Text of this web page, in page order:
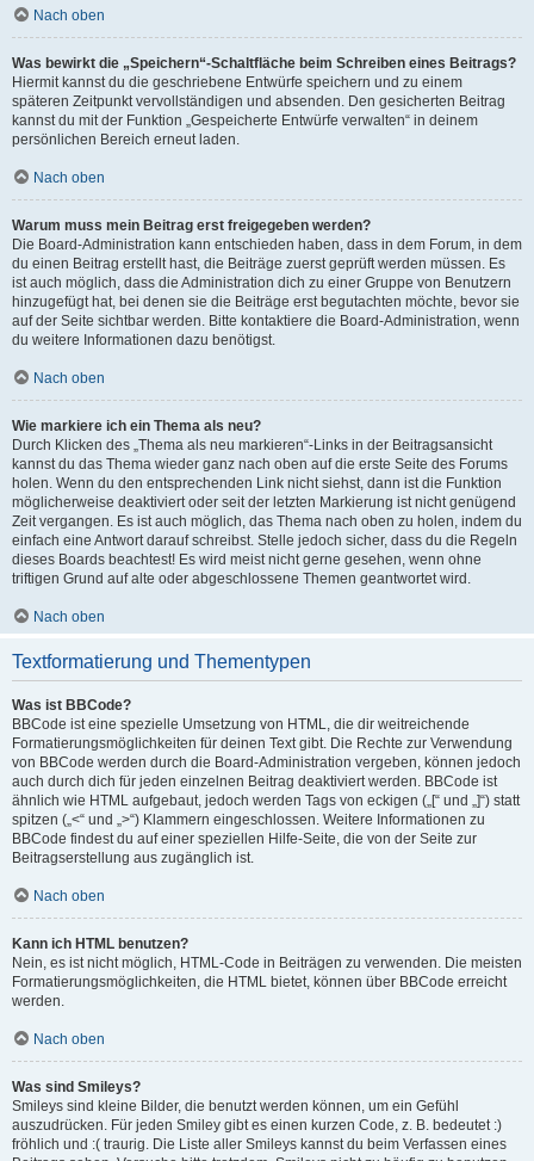
Nach oben
Was bewirkt die „Speichern“-Schaltfläche beim Schreiben eines Beitrags?
Hiermit kannst du die geschriebene Entwürfe speichern und zu einem
späteren Zeitpunkt vervollständigen und absenden. Den gesicherten Beitrag
kannst du mit der Funktion „Gespeicherte Entwürfe verwalten“ in deinem
persönlichen Bereich erneut laden.
Nach oben
Warum muss mein Beitrag erst freigegeben werden?
Die Board-Administration kann entschieden haben, dass in dem Forum, in dem
du einen Beitrag erstellt hast, die Beiträge zuerst geprüft werden müssen. Es
ist auch möglich, dass die Administration dich zu einer Gruppe von Benutzern
hinzugefügt hat, bei denen sie die Beiträge erst begutachten möchte, bevor sie
auf der Seite sichtbar werden. Bitte kontaktiere die Board-Administration, wenn
du weitere Informationen dazu benötigst.
Nach oben
Wie markiere ich ein Thema als neu?
Durch Klicken des „Thema als neu markieren“-Links in der Beitragsansicht
kannst du das Thema wieder ganz nach oben auf die erste Seite des Forums
holen. Wenn du den entsprechenden Link nicht siehst, dann ist die Funktion
möglicherweise deaktiviert oder seit der letzten Markierung ist nicht genügend
Zeit vergangen. Es ist auch möglich, das Thema nach oben zu holen, indem du
einfach eine Antwort darauf schreibst. Stelle jedoch sicher, dass du die Regeln
dieses Boards beachtest! Es wird meist nicht gerne gesehen, wenn ohne
triftigen Grund auf alte oder abgeschlossene Themen geantwortet wird.
Nach oben
Textformatierung und Thementypen
Was ist BBCode?
BBCode ist eine spezielle Umsetzung von HTML, die dir weitreichende
Formatierungsmöglichkeiten für deinen Text gibt. Die Rechte zur Verwendung
von BBCode werden durch die Board-Administration vergeben, können jedoch
auch durch dich für jeden einzelnen Beitrag deaktiviert werden. BBCode ist
ähnlich wie HTML aufgebaut, jedoch werden Tags von eckigen („[“ und „]“) statt
spitzen („<“ und „>“) Klammern eingeschlossen. Weitere Informationen zu
BBCode findest du auf einer speziellen Hilfe-Seite, die von der Seite zur
Beitragserstellung aus zugänglich ist.
Nach oben
Kann ich HTML benutzen?
Nein, es ist nicht möglich, HTML-Code in Beiträgen zu verwenden. Die meisten
Formatierungsmöglichkeiten, die HTML bietet, können über BBCode erreicht
werden.
Nach oben
Was sind Smileys?
Smileys sind kleine Bilder, die benutzt werden können, um ein Gefühl
auszudrücken. Für jeden Smiley gibt es einen kurzen Code, z. B. bedeutet :)
fröhlich und :( traurig. Die Liste aller Smileys kannst du beim Verfassen eines